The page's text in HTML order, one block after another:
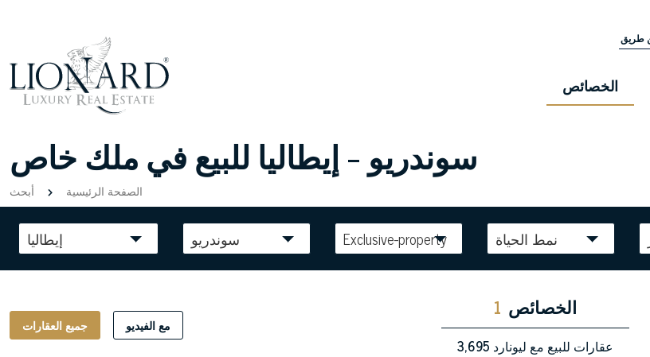
الخصائص
سوندريو - إيطاليا للبيع في ملك خاص
الصفحة الرئيسية أبحث
إيطاليا سوندريو Exclusive-property نمط الحياة
جميع العقارات مع الفيديو
1 الخصائص
3,695 عقارات للبيع مع ليونارد